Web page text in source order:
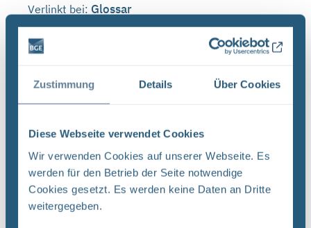
Zustimmung Details Über Cookies
Diese Webseite verwendet Cookies
Wir verwenden Cookies auf unserer Webseite. Es
werden für den Betrieb der Seite notwendige
Cookies gesetzt. Es werden keine Daten an Dritte
weitergegeben.
Verlinkt bei: Glossar
Durchführung der repräsentativen vorläufigen
Sicherheitsuntersuchungen gemäß
Endlagersicherheitsuntersuchungsverordnung
Methodenbeschreibung zur Durchführung der
repräsentativen vorläufigen
Sicherheitsuntersuchungen gemäß
Endlagersicherheitsuntersuchungsverordnung
Stand 28.03.2022 Geschäftszeichen: ...